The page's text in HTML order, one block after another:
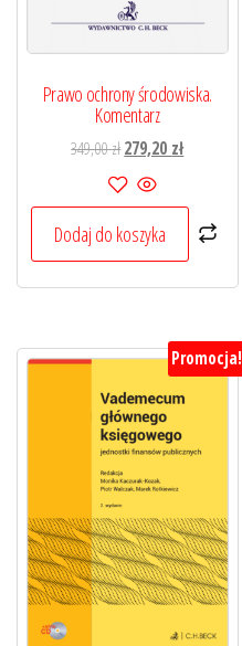
Prawo ochrony środowiska.
Komentarz
349,00złPierwotna
cena
wynosiła:
349,00 zł.
279,20 złAktualna
279,20 zł.
Dodaj do koszyka
Promocja!